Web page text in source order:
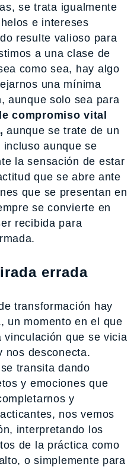
se trata igualmente
e intereses
resulte valioso para
a una clase de
como sea, hay algo
una mínima
aunque solo sea para
compromiso vital
aunque se trate de un
aunque se
la sensación de estar
que se abre ante
que se presentan en
se convierte en
recibida para
errada
transformación hay
un momento en el que
vinculación que se vicia
nos desconecta.
transita dando
y emociones que
y
nos vemos
interpretando los
de la práctica como
o simplemente para